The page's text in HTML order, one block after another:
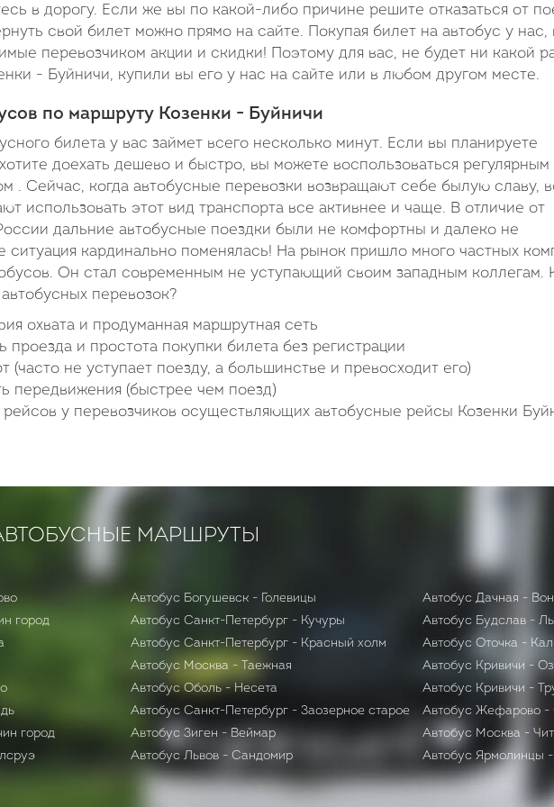
в дорогу. Если же вы по какой-либо причине решите отказаться от
свой билет можно прямо на сайте. Покупая билет на автобус у нас,
перевозчиком акции и скидки! Поэтому для вас, не будет ни какой
- Буйничи, купили вы его у нас на сайте или в любом другом месте.
по маршруту Козенки - Буйничи
билета у вас займет всего несколько минут. Если вы планируете
доехать дешево и быстро, вы можете воспользоваться регулярным
. Сейчас, когда автобусные перевозки возвращают себе былую славу,
использовать этот вид транспорта все активнее и чаще. В отличие от
дальние автобусные поездки были не комфортны и далеко не
ситуация кардинально поменялась! На рынок пришло много частных
Он стал современным не уступающий своим западным коллегам.
перевозок?
охвата и продуманная маршрутная сеть
проезда и простота покупки билета без регистрации
(часто не уступает поезду, а большинстве и превосходит его)
передвижения (быстрее чем поезд)
рейсов у перевозчиков осуществляющих автобусные рейсы Козенки
МАРШРУТЫ
город
город
Автобус Богушевск - Голевицы
Автобус Санкт-Петербург - Кучуры
Автобус Санкт-Петербург - Красный холм
Автобус Москва - Таежная
Автобус Оболь - Несета
Автобус Санкт-Петербург - Заозерное старое
Автобус Зиген - Веймар
Автобус Львов - Сандомир
Автобус Дачная -
Автобус Будслав -
Автобус Оточка -
Автобус Кривичи -
Автобус Кривичи -
Автобус Жефарово -
Автобус Москва -
Автобус Ярмолинцы